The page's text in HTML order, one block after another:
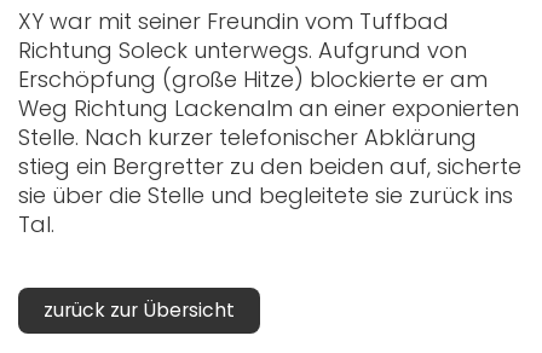
XY war mit seiner Freundin vom Tuffbad
Richtung Soleck unterwegs. Aufgrund von
Erschöpfung (große Hitze) blockierte er am
Weg Richtung Lackenalm an einer exponierten
Stelle. Nach kurzer telefonischer Abklärung
stieg ein Bergretter zu den beiden auf, sicherte
sie über die Stelle und begleitete sie zurück ins
Tal.
zurück zur Übersicht